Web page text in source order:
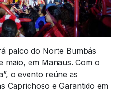
palco do Norte Bumbás
maio, em Manaus. Com o
o evento reúne as
Caprichoso e Garantido em